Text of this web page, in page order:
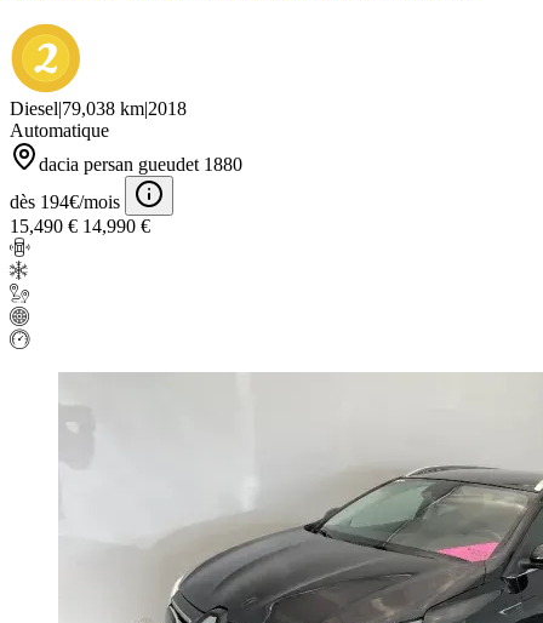
Diesel|79,038 km|2018
Automatique
dacia persan gueudet 1880
dès 194€/mois
15,490 € 14,990 €